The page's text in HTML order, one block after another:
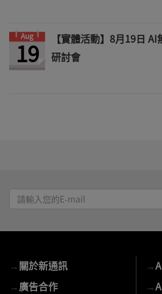
Aug
19
【實體活動】8月19日
研討會
請
輸
E-
mail
→關於新通訊
→廣告合作
→
→